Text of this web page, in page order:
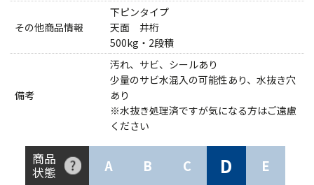
その他商品情報
下ピンタイプ
天面 井桁
500kg・2段積
備考
汚れ、サビ、シールあり
少量のサビ水混入の可能性あり、水抜き穴
あり
※水抜き処理済ですが気になる方はご遠慮
ください
商品
状態
A B C D E